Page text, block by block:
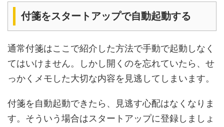
付箋をスタートアップで自動起動する
通常付箋はここで紹介した方法で手動で起動しなく
てはいけません。しかし開くのを忘れていたら、せ
っかくメモした大切な内容を見逃してしまいます。
付箋を自動起動できたら、見逃す心配はなくなりま
す。そういう場合はスタートアップに登録しましょ